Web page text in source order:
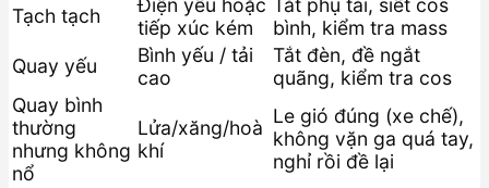
Tạch tạch
Điện yếu hoặc
tiếp xúc kém
Tắt phụ tải, siết cos
bình, kiểm tra mass
Quay yếu
Bình yếu / tải
cao
Tắt đèn, đề ngắt
quãng, kiểm tra cos
Quay bình
thường
nhưng không
nổ
Lửa/xăng/hoà
khí
Le gió đúng (xe chế),
không vặn ga quá tay,
nghỉ rồi đề lại